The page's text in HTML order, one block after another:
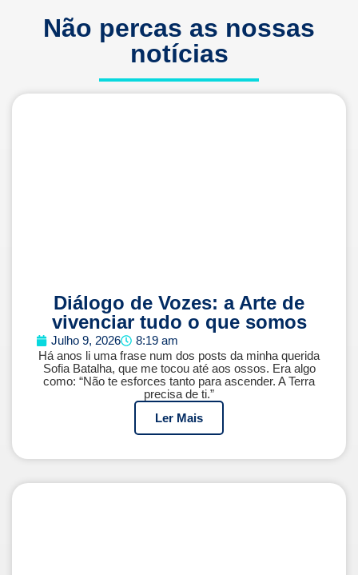
Não percas as nossas
notícias
Diálogo de Vozes: a Arte de
vivenciar tudo o que somos
Julho 9, 2026
8:19 am
Há anos li uma frase num dos posts da minha querida
Sofia Batalha, que me tocou até aos ossos. Era algo
como: “Não te esforces tanto para ascender. A Terra
precisa de ti.”
Ler Mais